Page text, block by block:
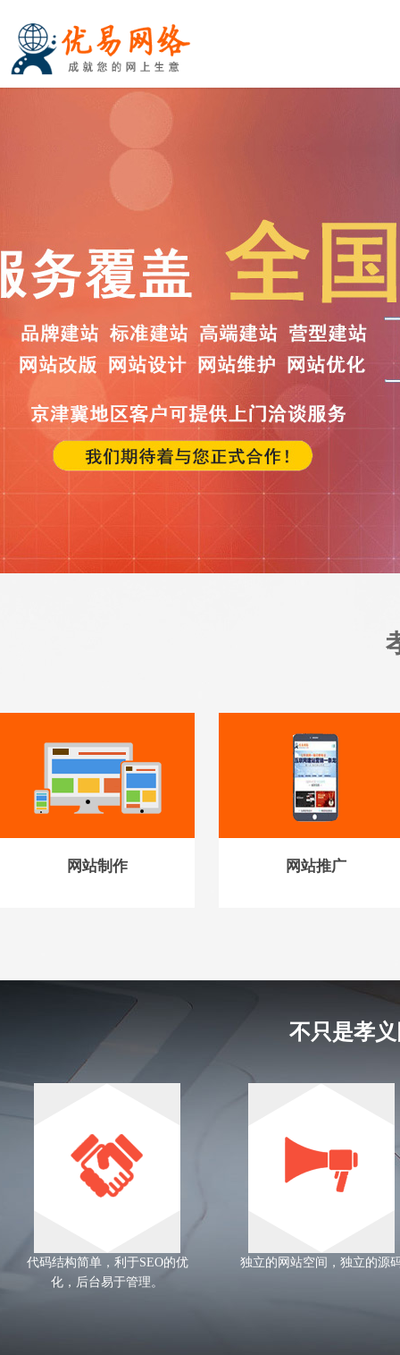
网站制作 网站推广
不只是孝
代码结构简单，利于SEO的优
化，后台易于管理。
独立的网站空间，独立的源